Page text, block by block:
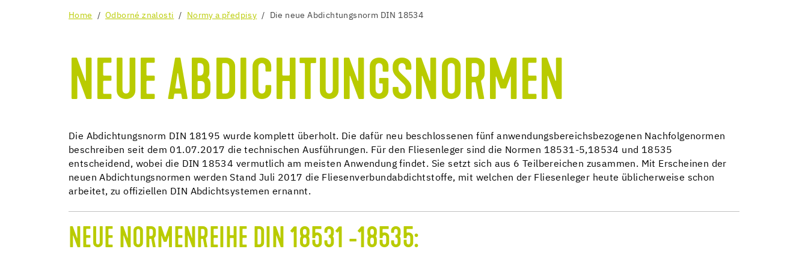
Home Odborné znalosti Normy a předpisy Die neue Abdichtungsnorm DIN 18534
NEUE ABDICHTUNGSNORMEN
Die Abdichtungsnorm DIN 18195 wurde komplett überholt. Die dafür neu beschlossenen fünf anwendungsbereichsbezogenen Nachfolgenormen
beschreiben seit dem 01.07.2017 die technischen Ausführungen. Für den Fliesenleger sind die Normen 18531-5,18534 und 18535
entscheidend, wobei die DIN 18534 vermutlich am meisten Anwendung findet. Sie setzt sich aus 6 Teilbereichen zusammen. Mit Erscheinen der
neuen Abdichtungsnormen werden Stand Juli 2017 die Fliesenverbundabdichtstoffe, mit welchen der Fliesenleger heute üblicherweise schon
arbeitet, zu offiziellen DIN Abdichtsystemen ernannt.
NEUE NORMENREIHE DIN 18531 -18535: